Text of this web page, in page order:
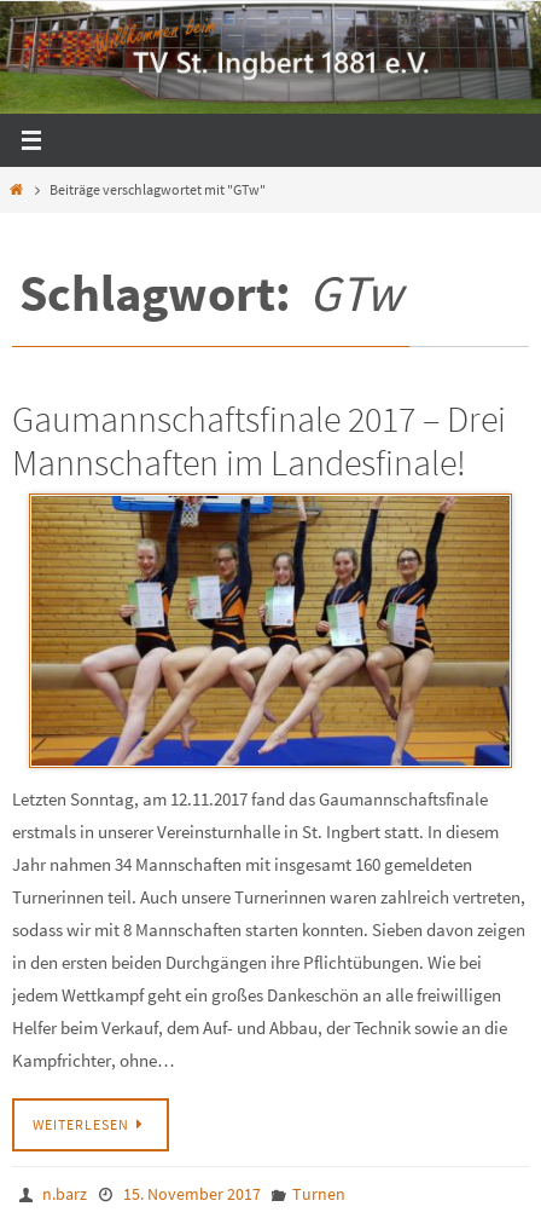
Zum
Inhalt
springen
StartBeiträge verschlagwortet mit "GTw"
Schlagwort: GTw
Gaumannschaftsfinale 2017 – Drei
Mannschaften im Landesfinale!
Letzten Sonntag, am 12.11.2017 fand das Gaumannschaftsfinale
erstmals in unserer Vereinsturnhalle in St. Ingbert statt. In diesem
Jahr nahmen 34 Mannschaften mit insgesamt 160 gemeldeten
Turnerinnen teil. Auch unsere Turnerinnen waren zahlreich vertreten,
sodass wir mit 8 Mannschaften starten konnten. Sieben davon zeigen
in den ersten beiden Durchgängen ihre Pflichtübungen. Wie bei
jedem Wettkampf geht ein großes Dankeschön an alle freiwilligen
Helfer beim Verkauf, dem Auf- und Abbau, der Technik sowie an die
Kampfrichter, ohne…
WEITERLESEN
n.barz 15. November 2017 Turnen